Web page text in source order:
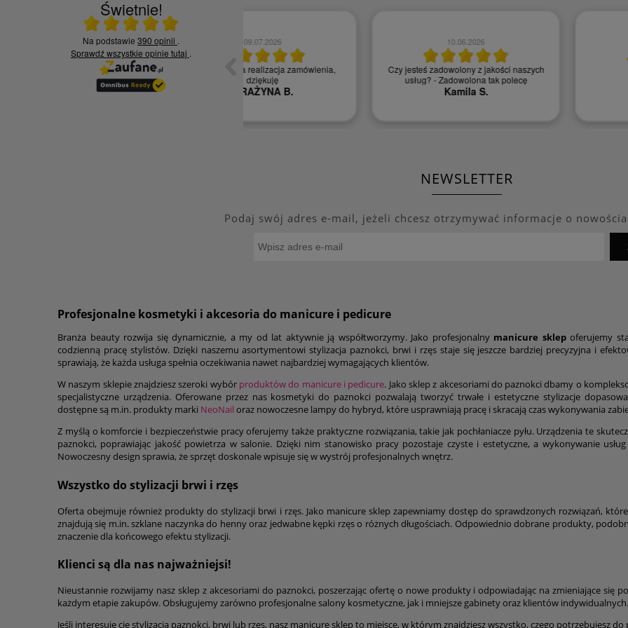
Świetnie!
Ocena średnia 5 na 5
Na podstawie 390 opinii .
Sprawdź wszystkie opinie tutaj .
10.06.2026
Czy jesteś zadowolony z jakości naszych
usług? - Zadowolona tak polecę
Kamila S.
Super zakup👍
Super obsługa. Polecam. Szybko
i super ceny.
NEWSLETTER
Podaj swój adres e-mail, jeżeli chcesz otrzymywać informacje o
Profesjonalne kosmetyki i akcesoria do manicure i pedicure
Branża beauty rozwija się dynamicznie, a my od lat aktywnie ją współtworzymy. Jako profesjonalny manicure sklepoferujemy
codzienną pracę stylistów. Dzięki naszemu asortymentowi stylizacja paznokci, brwi i rzęs staje się jeszcze bardziej precyzyjna i
sprawiają, że każda usługa spełnia oczekiwania nawet najbardziej wymagających klientów.
W naszym sklepie znajdziesz szeroki wybór produktów do manicure i pedicure. Jako sklep z akcesoriami do paznokci dbamy o
specjalistyczne urządzenia. Oferowane przez nas kosmetyki do paznokci pozwalają tworzyć trwałe i estetyczne stylizacje
dostępne są m.in. produkty marki NeoNail oraz nowoczesne lampy do hybryd, które usprawniają pracę i skracają czas wykonywania
Z myślą o komforcie i bezpieczeństwie pracy oferujemy także praktyczne rozwiązania, takie jak pochłaniacze pyłu. Urządzenia te
paznokci, poprawiając jakość powietrza w salonie. Dzięki nim stanowisko pracy pozostaje czyste i estetyczne, a wykonywanie
Nowoczesny design sprawia, że sprzęt doskonale wpisuje się w wystrój profesjonalnych wnętrz.
Wszystko do stylizacji brwi i rzęs
Oferta obejmuje również produkty do stylizacji brwi i rzęs. Jako manicure sklep zapewniamy dostęp do sprawdzonych rozwiązań,
znajdują się m.in. szklane naczynka do henny oraz jedwabne kępki rzęs o różnych długościach. Odpowiednio dobrane produkty,
znaczenie dla końcowego efektu stylizacji.
Klienci są dla nas najważniejsi!
Nieustannie rozwijamy nasz sklep z akcesoriami do paznokci, poszerzając ofertę o nowe produkty i odpowiadając na zmieniające się
każdym etapie zakupów. Obsługujemy zarówno profesjonalne salony kosmetyczne, jak i mniejsze gabinety oraz klientów indywidualnych.
Jeśli interesuje cię stylizacja paznokci, brwi lub rzęs, nasz manicure sklep to miejsce, w którym znajdziesz wszystko, czego potrzebujesz